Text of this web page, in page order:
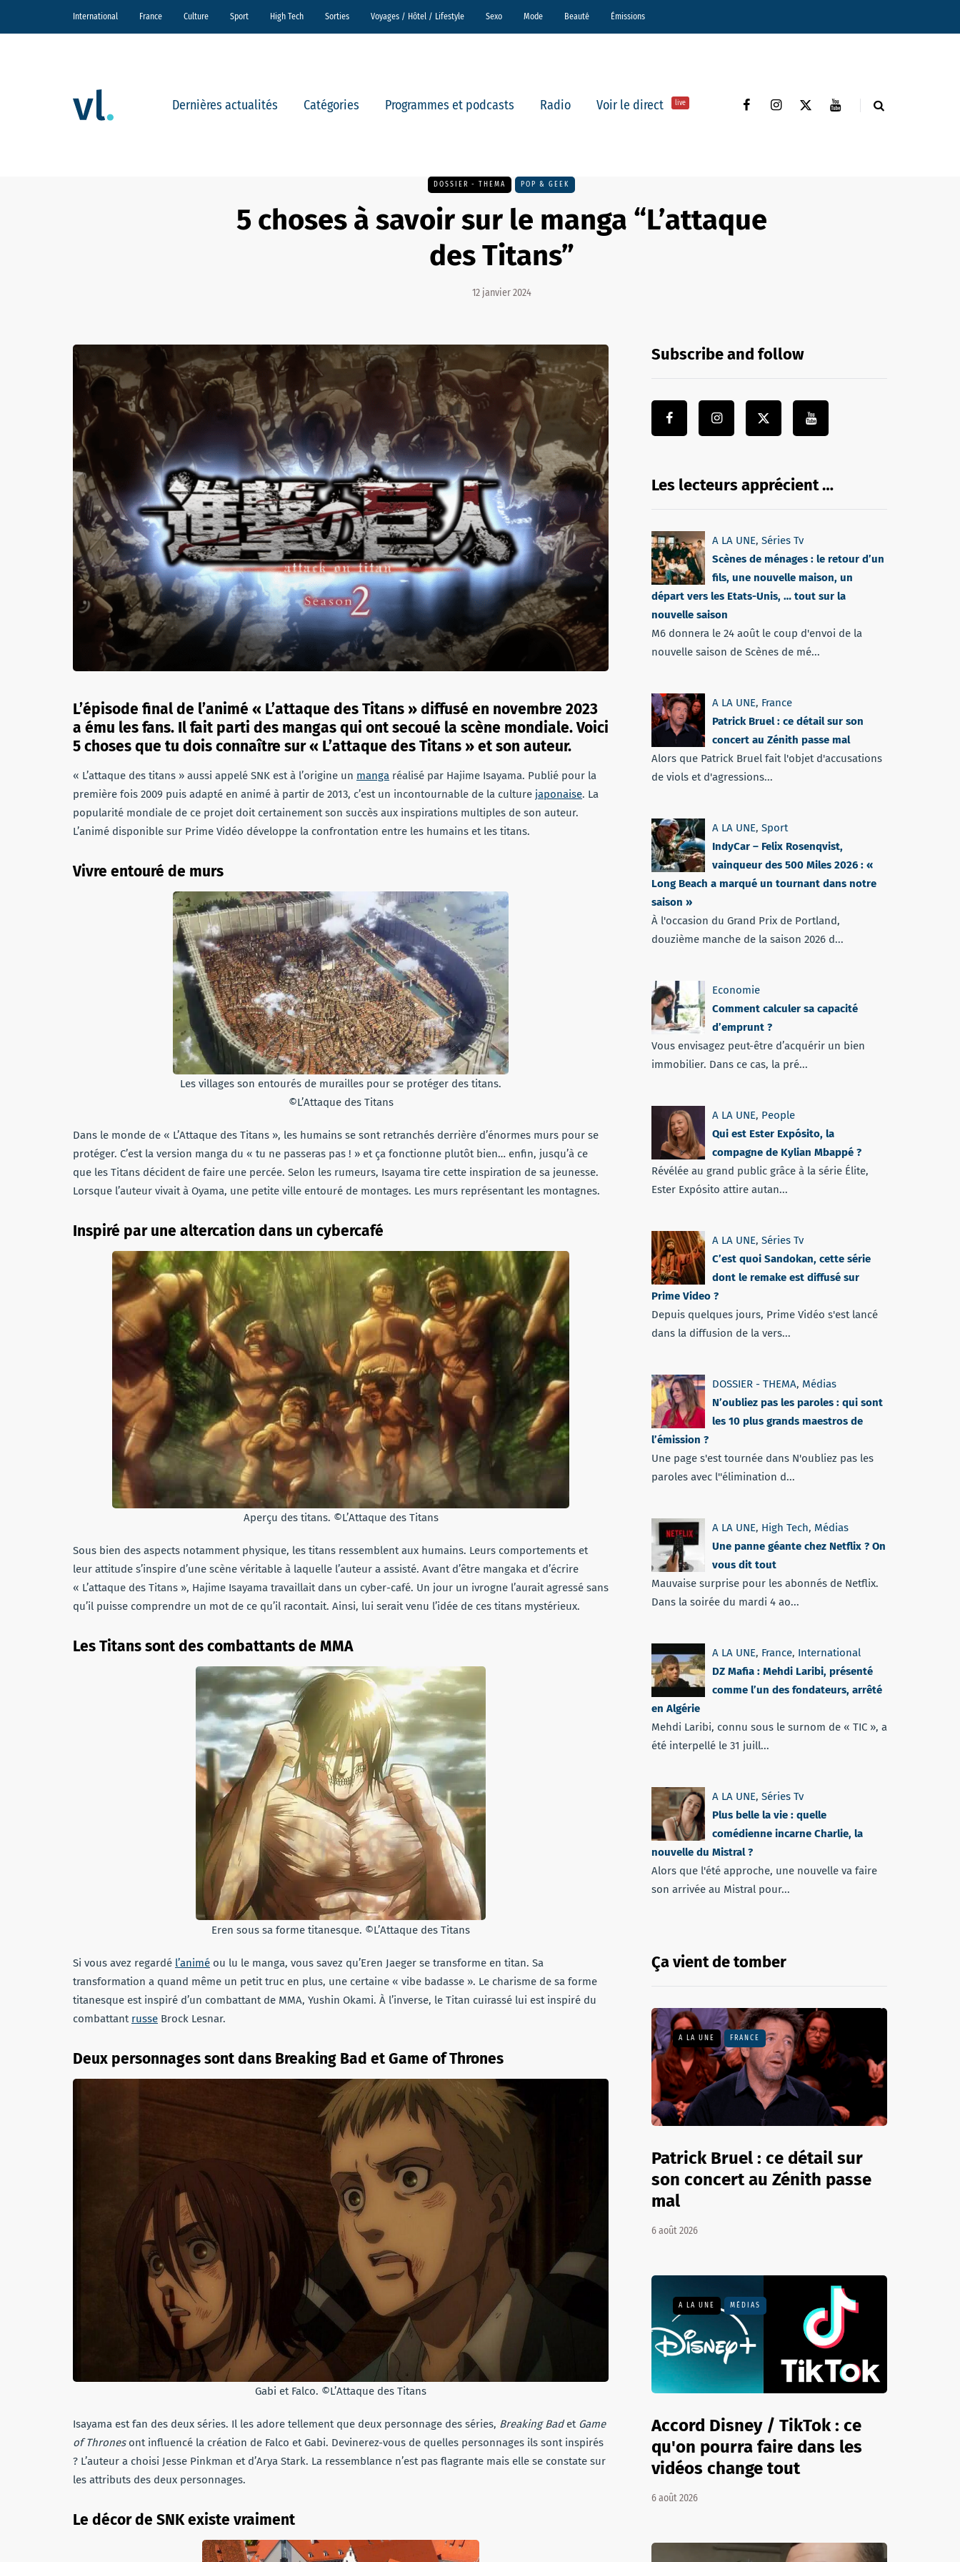
International France Culture Sport High Tech Sorties Voyages / Hôtel / Lifestyle Sexo Mode Beauté Émissions
Dernières actualités Catégories Programmes et podcasts Radio Voir le direct live
DOSSIER - THEMA POP & GEEK
5 choses à savoir sur le manga “L’attaque
des Titans”
12 janvier 2024
L’épisode final de l’animé « L’attaque des Titans » diffusé en novembre 2023
a ému les fans. Il fait parti des mangas qui ont secoué la scène mondiale. Voici
5 choses que tu dois connaître sur « L’attaque des Titans » et son auteur.
« L’attaque des titans » aussi appelé SNK est à l’origine un manga réalisé par Hajime Isayama. Publié pour la
première fois 2009 puis adapté en animé à partir de 2013, c’est un incontournable de la culture japonaise. La
popularité mondiale de ce projet doit certainement son succès aux inspirations multiples de son auteur.
L’animé disponible sur Prime Vidéo développe la confrontation entre les humains et les titans.
Vivre entouré de murs
Les villages son entourés de murailles pour se protéger des titans.
©L’Attaque des Titans
Dans le monde de « L’Attaque des Titans », les humains se sont retranchés derrière d’énormes murs pour se
protéger. C’est la version manga du « tu ne passeras pas ! » et ça fonctionne plutôt bien… enfin, jusqu’à ce
que les Titans décident de faire une percée. Selon les rumeurs, Isayama tire cette inspiration de sa jeunesse.
Lorsque l’auteur vivait à Oyama, une petite ville entouré de montages. Les murs représentant les montagnes.
Inspiré par une altercation dans un cybercafé
Aperçu des titans. ©L’Attaque des Titans
Sous bien des aspects notamment physique, les titans ressemblent aux humains. Leurs comportements et
leur attitude s’inspire d’une scène véritable à laquelle l’auteur a assisté. Avant d’être mangaka et d’écrire
« L’attaque des Titans », Hajime Isayama travaillait dans un cyber-café. Un jour un ivrogne l’aurait agressé sans
qu’il puisse comprendre un mot de ce qu’il racontait. Ainsi, lui serait venu l’idée de ces titans mystérieux.
Les Titans sont des combattants de MMA
Eren sous sa forme titanesque. ©L’Attaque des Titans
Si vous avez regardé l’animé ou lu le manga, vous savez qu’Eren Jaeger se transforme en titan. Sa
transformation a quand même un petit truc en plus, une certaine « vibe badasse ». Le charisme de sa forme
titanesque est inspiré d’un combattant de MMA, Yushin Okami. À l’inverse, le Titan cuirassé lui est inspiré du
combattant russe Brock Lesnar.
Deux personnages sont dans Breaking Bad et Game of Thrones
Gabi et Falco. ©L’Attaque des Titans
Isayama est fan des deux séries. Il les adore tellement que deux personnage des séries, Breaking Badet Game
of Thronesont influencé la création de Falco et Gabi. Devinerez-vous de quelles personnages ils sont inspirés
? L’auteur a choisi Jesse Pinkman et d’Arya Stark. La ressemblance n’est pas flagrante mais elle se constate sur
les attributs des deux personnages.
Le décor de SNK existe vraiment
Subscribe and follow
Les lecteurs apprécient …
A LA UNE, Séries Tv
Scènes de ménages : le retour d’un
fils, une nouvelle maison, un
départ vers les Etats-Unis, … tout sur la
nouvelle saison
M6 donnera le 24 août le coup d'envoi de la
nouvelle saison de Scènes de mé...
A LA UNE, France
Patrick Bruel : ce détail sur son
concert au Zénith passe mal
Alors que Patrick Bruel fait l'objet d'accusations
de viols et d'agressions...
A LA UNE, Sport
IndyCar – Felix Rosenqvist,
vainqueur des 500 Miles 2026 : «
Long Beach a marqué un tournant dans notre
saison »
À l'occasion du Grand Prix de Portland,
douzième manche de la saison 2026 d...
Economie
Comment calculer sa capacité
d’emprunt ?
Vous envisagez peut-être d’acquérir un bien
immobilier. Dans ce cas, la pré...
A LA UNE, People
Qui est Ester Expósito, la
compagne de Kylian Mbappé ?
Révélée au grand public grâce à la série Élite,
Ester Expósito attire autan...
A LA UNE, Séries Tv
C’est quoi Sandokan, cette série
dont le remake est diffusé sur
Prime Video ?
Depuis quelques jours, Prime Vidéo s'est lancé
dans la diffusion de la vers...
DOSSIER - THEMA, Médias
N’oubliez pas les paroles : qui sont
les 10 plus grands maestros de
l’émission ?
Une page s'est tournée dans N'oubliez pas les
paroles avec l''élimination d...
A LA UNE, High Tech, Médias
Une panne géante chez Netflix ? On
vous dit tout
Mauvaise surprise pour les abonnés de Netflix.
Dans la soirée du mardi 4 ao...
A LA UNE, France, International
DZ Mafia : Mehdi Laribi, présenté
comme l’un des fondateurs, arrêté
en Algérie
Mehdi Laribi, connu sous le surnom de « TIC », a
été interpellé le 31 juill...
A LA UNE, Séries Tv
Plus belle la vie : quelle
comédienne incarne Charlie, la
nouvelle du Mistral ?
Alors que l'été approche, une nouvelle va faire
son arrivée au Mistral pour...
Ça vient de tomber
A LA UNE FRANCE
Patrick Bruel : ce détail sur
son concert au Zénith passe
mal
6 août 2026
A LA UNE MÉDIAS
Accord Disney / TikTok : ce
qu'on pourra faire dans les
vidéos change tout
6 août 2026